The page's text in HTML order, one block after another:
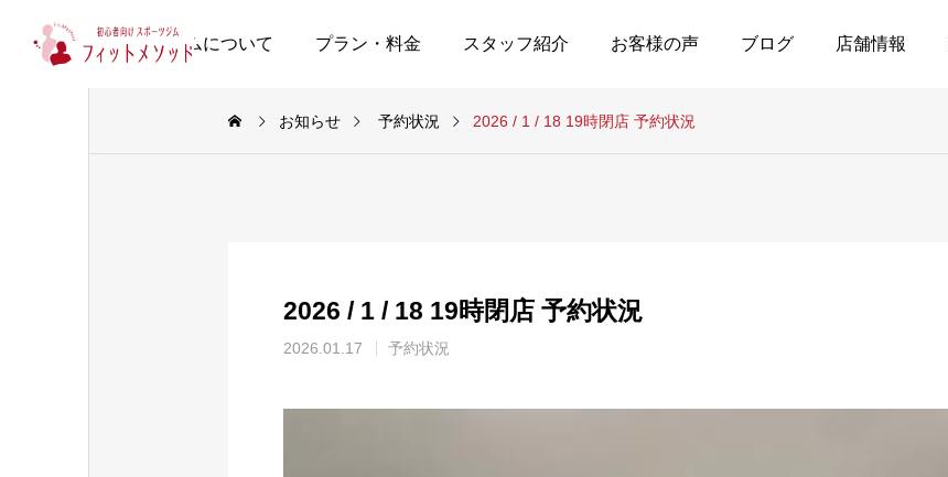
当ジムについて プラン・料金 スタッフ紹介 お客様の声 ブログ 店舗情報
お知らせ 予約状況 2026 / 1 / 18 19時閉店 予約状況
2026 / 1 / 18 19時閉店 予約状況
2026.01.17 予約状況